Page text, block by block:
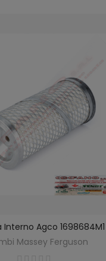
AL CARRELLO
Interno Agco 1698684M1
Massey Ferguson